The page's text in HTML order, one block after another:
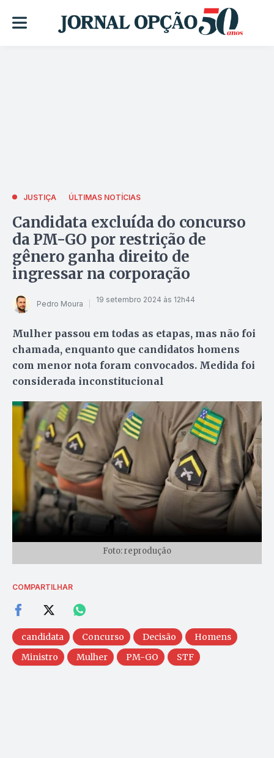
JUSTIÇA ÚLTIMAS NOTÍCIAS
Candidata excluída do concurso
da PM-GO por restrição de
gênero ganha direito de
ingressar na corporação
Pedro Moura 19 setembro 2024 às 12h44
Mulher passou em todas as etapas, mas não foi
chamada, enquanto que candidatos homens
com menor nota foram convocados. Medida foi
considerada inconstitucional
Foto: reprodução
COMPARTILHAR
candidata Concurso Decisão
Homens
Ministro
Mulher PM-GO STF